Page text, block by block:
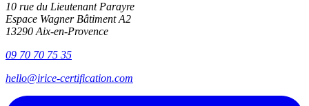
10 rue du Lieutenant Parayre
Espace Wagner Bâtiment A2
13290 Aix-en-Provence
09 70 70 75 35
hello@irice-certification.com